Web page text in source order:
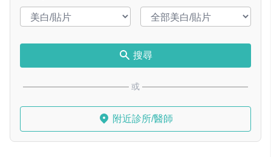
搜尋
或
附近診所/醫師